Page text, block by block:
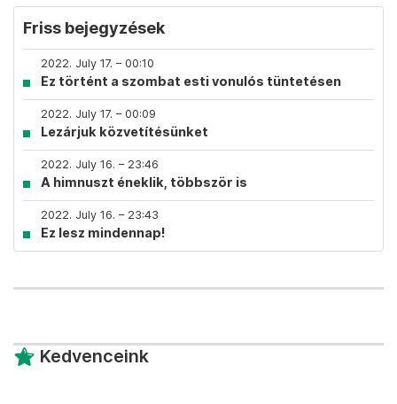
Friss bejegyzések
2022. July 17. – 00:10
Ez történt a szombat esti vonulós tüntetésen
2022. July 17. – 00:09
Lezárjuk közvetítésünket
2022. July 16. – 23:46
A himnuszt éneklik, többször is
2022. July 16. – 23:43
Ez lesz mindennap!
Kedvenceink